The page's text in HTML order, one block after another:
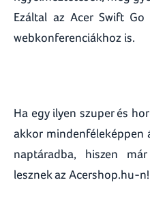
Ezáltal az Acer Swift
webkonferenciákhoz is.
Ha egy ilyen szuper és
akkor mindenféleképpen
naptáradba, hiszen
lesznek az Acershop.hu-n!